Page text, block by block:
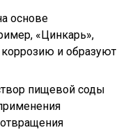
основе
«Цинкарь»,
и образуют
пищевой соды